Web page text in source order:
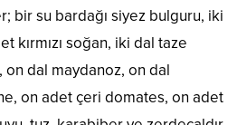
bir su bardağı siyez bulguru, iki
kırmızı soğan, iki dal taze
dal maydanoz, on dal
on adet çeri domates, on adet